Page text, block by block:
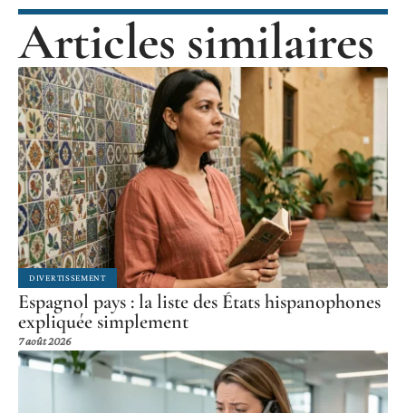
Articles similaires
DIVERTISSEMENT
Espagnol pays : la liste des États hispanophones
expliquée simplement
7 août 2026